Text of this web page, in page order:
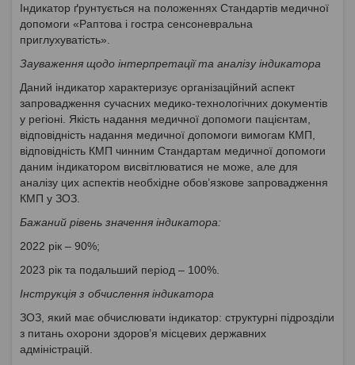
Індикатор ґрунтується на положеннях Стандартів медичної
допомоги «Раптова і гостра сенсоневральна
приглухуватість».
Зауваження щодо інтерпретації та аналізу індикатора
Даний індикатор характеризує організаційний аспект
запровадження сучасних медико-технологічних документів
у регіоні. Якість надання медичної допомоги пацієнтам,
відповідність надання медичної допомоги вимогам КМП,
відповідність КМП чинним Стандартам медичної допомоги
даним індикатором висвітлюватися не може, але для
аналізу цих аспектів необхідне обов’язкове запровадження
КМП у ЗОЗ.
Бажаний рівень значення індикатора:
2022 рік – 90%;
2023 рік та подальший період – 100%.
Інструкція з обчислення індикатора
ЗОЗ, який має обчислювати індикатор: структурні підрозділи
з питань охорони здоров’я місцевих державних
адміністрацій.